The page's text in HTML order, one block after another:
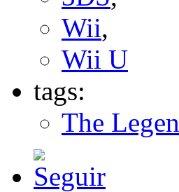
Wii,
Wii U
tags:
The